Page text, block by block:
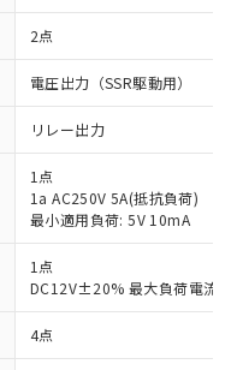
2点
電圧出力（SSR駆動用）
リレー出力
1点
1a AC250V 5A(抵抗負荷)
最小適用負荷: 5V 10mA
1点
DC12V±20% 最大負荷電流
4点